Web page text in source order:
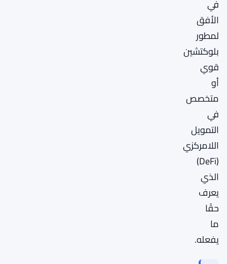
في
الأفق
لمطور
بلوكتشين
قوي
أو
متخصص
في
التمويل
اللامركزي
(DeFi)
الذي
يعرف
حقًا
ما
يفعله.